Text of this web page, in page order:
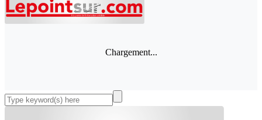
Chargement...